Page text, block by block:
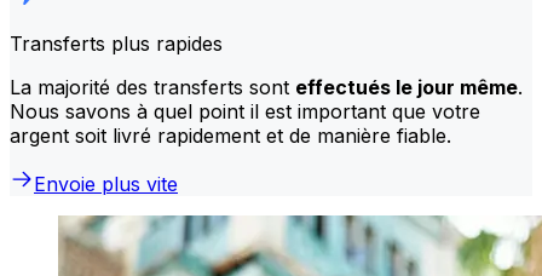
Transferts plus rapides
La majorité des transferts sont effectués le jour même.
Nous savons à quel point il est important que votre
argent soit livré rapidement et de manière fiable.
Envoie plus vite